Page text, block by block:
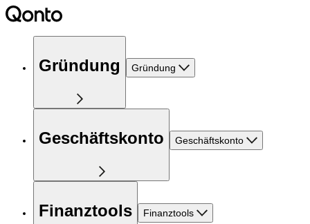
Gründung Gründung
Geschäftskonto Geschäftskonto
Finanztools Finanztools